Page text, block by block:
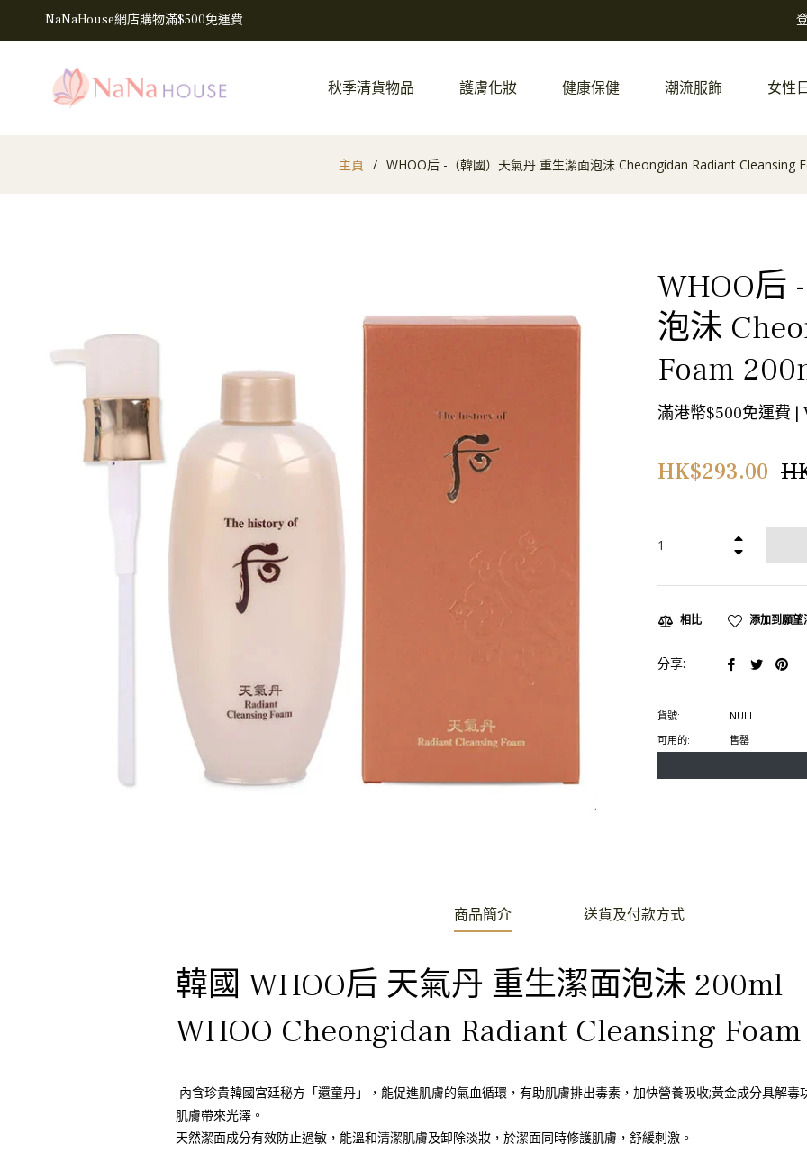
NaNaHouse網店購物滿$500免運費
秋季清貨物品 護膚化妝 健康保健 潮流服飾 女性
主頁 / WHOO后 -（韓國）天氣丹 重生潔面泡沬 Cheongidan Radiant Cleansing
WHOO后
泡沬
Foam
滿港幣$500免運費 |
HK$293.00
正
格
相比 添加到願望
分享:
在
分
享
在
發
推
在
頂
貨號:
NULL
可用的:
售罄
商品簡介 送貨及付款方式
韓國 WHOO后 天氣丹 重生潔面泡沬 200ml
WHOO Cheongidan Radiant Cleansing
內含珍貴韓國宮廷秘方「還童丹」，能促進肌膚的氣血循環，有助肌膚排出毒素，加快營養吸收;黃金成分具解
肌膚帶來光澤。
天然潔面成分有效防止過敏，能溫和清潔肌膚及卸除淡妝，於潔面同時修護肌膚，舒緩刺激。